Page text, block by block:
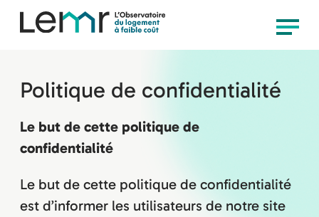
content
Observatoire
Menu
Politique de confidentialité
Le but de cette politique de
confidentialité
Le but de cette politique de confidentialité
est d’informer les utilisateurs de notre site